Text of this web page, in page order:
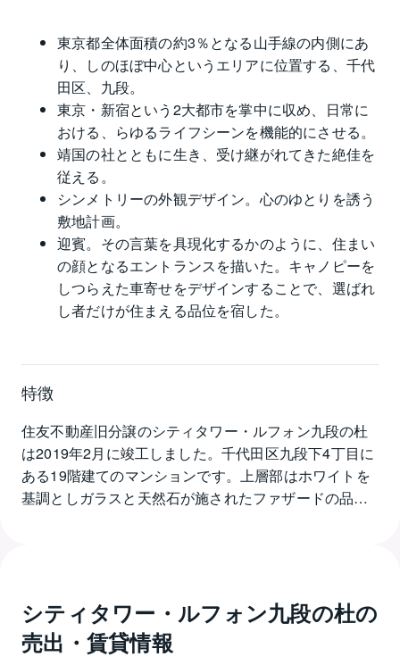
東京都全体面積の約3％となる山手線の内側にあ
り、しのほぼ中心というエリアに位置する、千代
田区、九段。
東京・新宿という2大都市を掌中に収め、日常に
おける、らゆるライフシーンを機能的にさせる。
靖国の社とともに生き、受け継がれてきた絶佳を
従える。
シンメトリーの外観デザイン。心のゆとりを誘う
敷地計画。
迎賓。その言葉を具現化するかのように、住まい
の顔となるエントランスを描いた。キャノピーを
しつらえた車寄せをデザインすることで、選ばれ
し者だけが住まえる品位を宿した。
特徴
住友不動産旧分譲のシティタワー・ルフォン九段の杜
は2019年2月に竣工しました。千代田区九段下4丁目に
ある19階建てのマンションです。上層部はホワイトを
基調としガラスと天然石が施されたファザードの品格
す。ファミリーに適した2LDK～3LDKの間取りを提供
しています。住戸フロアは2階以上、ワンフロアに3戸
～4戸の配置です。共用廊下は外部の視線をさえぎる内
シティタワー・ルフォン九段の杜の
売出・賃貸情報